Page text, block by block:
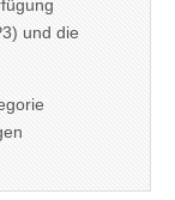
und die